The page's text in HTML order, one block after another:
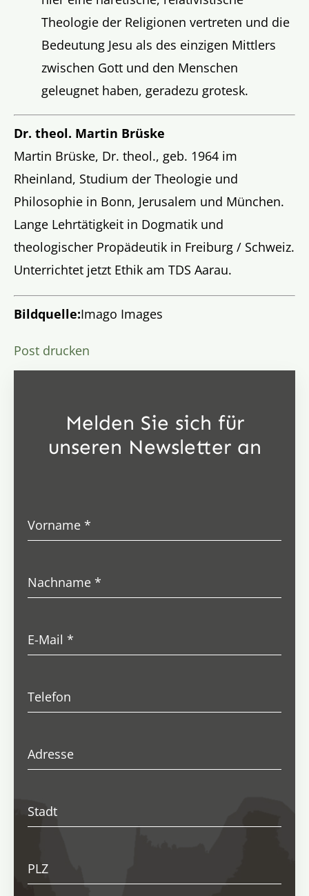
Theologie der Religionen vertreten und die
Bedeutung Jesu als des einzigen Mittlers
zwischen Gott und den Menschen
geleugnet haben, geradezu grotesk.
Dr. theol. Martin Brüske
Martin Brüske, Dr. theol., geb. 1964 im
Rheinland, Studium der Theologie und
Philosophie in Bonn, Jerusalem und München.
Lange Lehrtätigkeit in Dogmatik und
theologischer Propädeutik in Freiburg / Schweiz.
Unterrichtet jetzt Ethik am TDS Aarau.
Bildquelle:Imago Images
Post drucken
Melden Sie sich für
unseren Newsletter an
Vorname*
Nachname*
E-Mail*
Telefon
Adresse
Stadt
PLZ